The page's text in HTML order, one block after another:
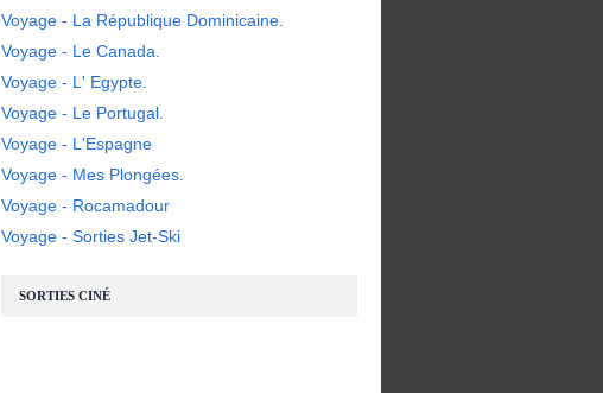
Voyage - La République Dominicaine.
Voyage - Le Canada.
Voyage - L' Egypte.
Voyage - Le Portugal.
Voyage - L'Espagne
Voyage - Mes Plongées.
Voyage - Rocamadour
Voyage - Sorties Jet-Ski
SORTIES CINÉ